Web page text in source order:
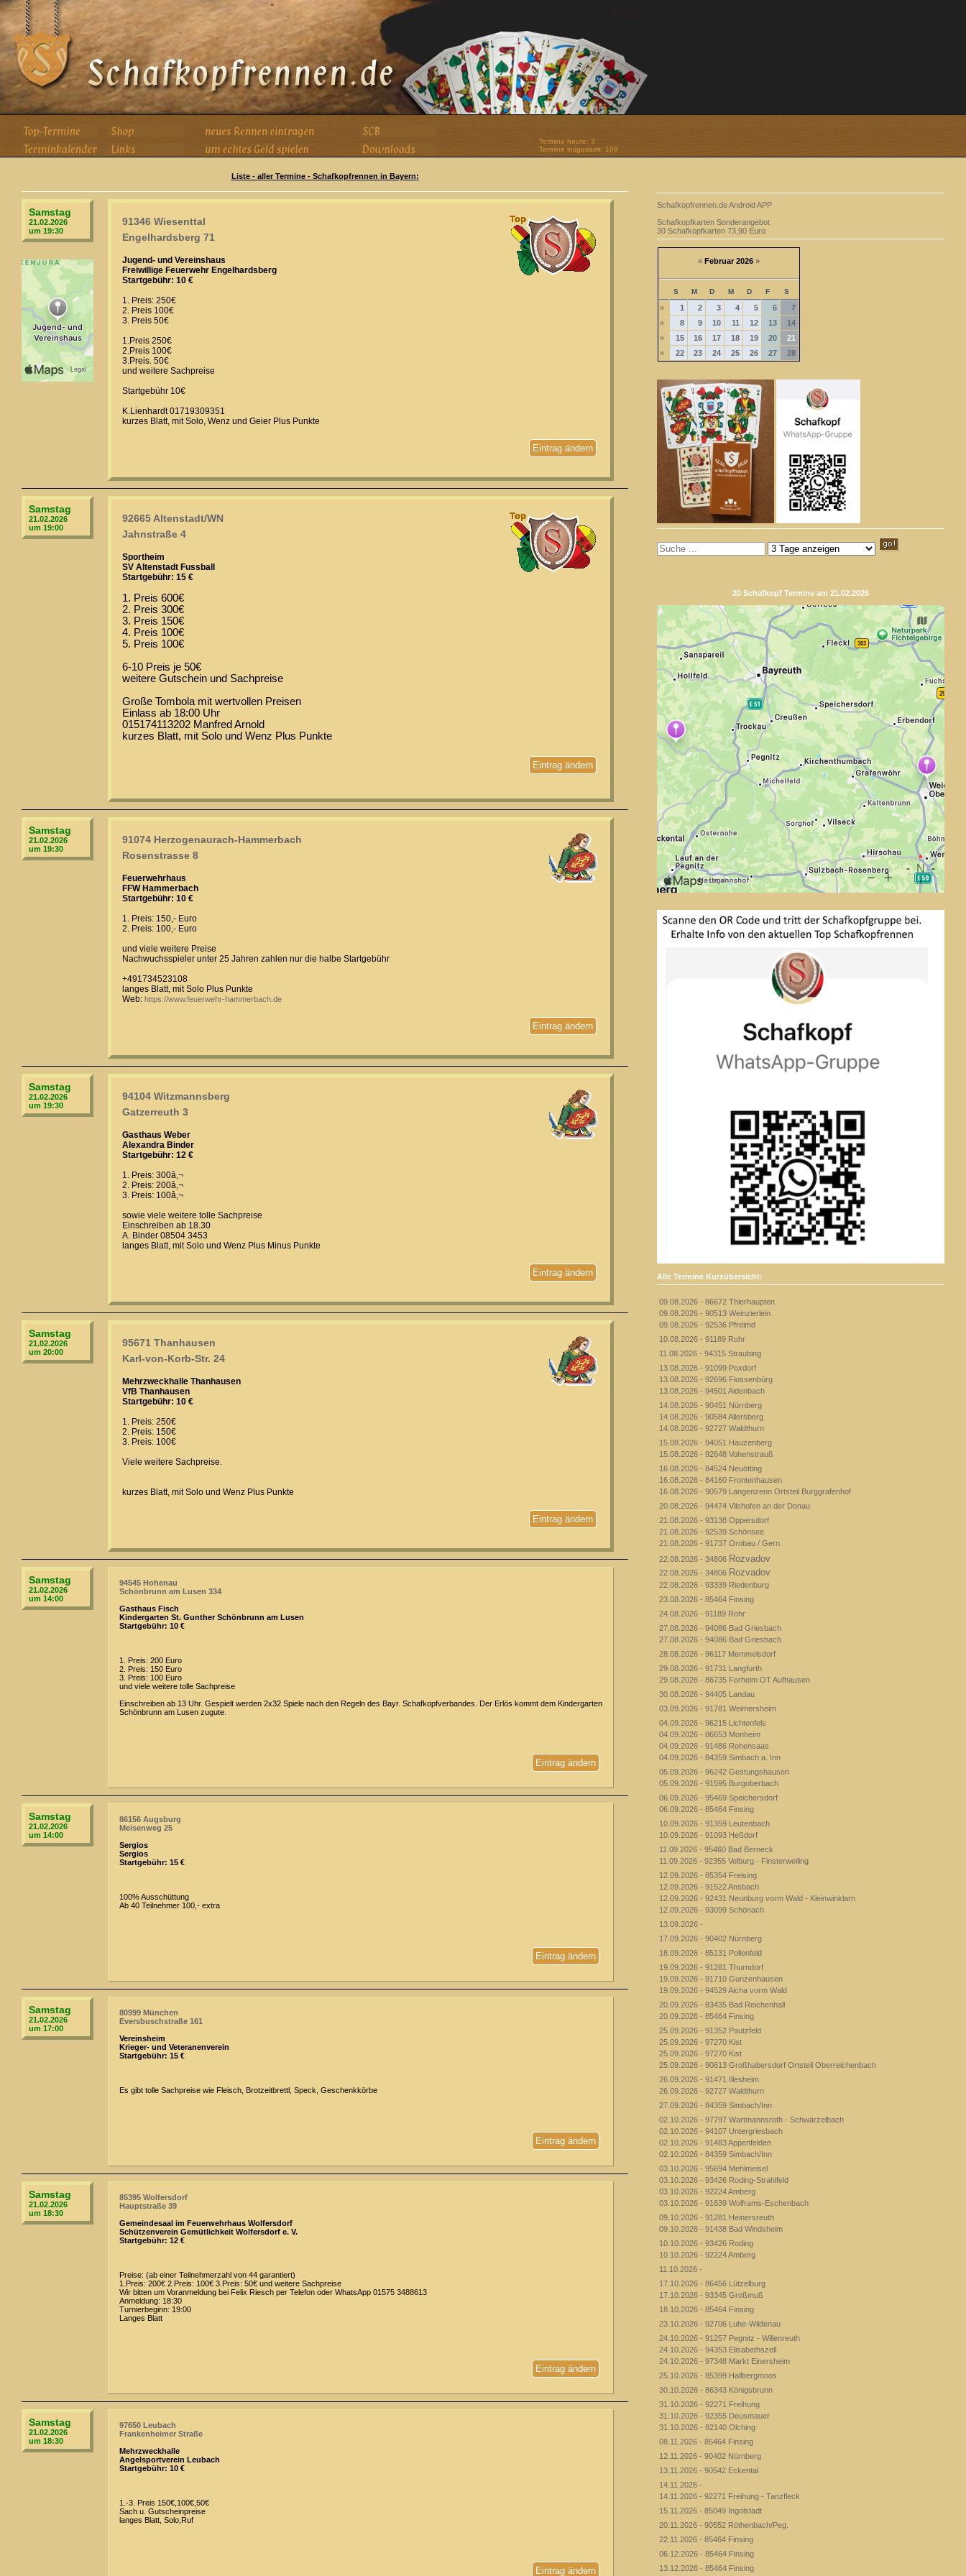
Termine heute: 3
Termine insgesamt: 106
Liste - aller Termine - Schafkopfrennen in Bayern:
Samstag
21.02.2026
um 19:30
91346 Wiesenttal
Engelhardsberg 71
Jugend- und Vereinshaus
Freiwillige Feuerwehr Engelhardsberg
Startgebühr: 10 €
1. Preis: 250€
2. Preis 100€
3. Preis 50€
1.Preis 250€
2.Preis 100€
3.Preis. 50€
und weitere Sachpreise
Startgebühr 10€
K.Lienhardt 01719309351
kurzes Blatt, mit Solo, Wenz und Geier Plus Punkte
Eintrag ändern
Samstag
21.02.2026
um 19:00
92665 Altenstadt/WN
Jahnstraße 4
Sportheim
SV Altenstadt Fussball
Startgebühr: 15 €
1. Preis 600€
2. Preis 300€
3. Preis 150€
4. Preis 100€
5. Preis 100€
6-10 Preis je 50€
weitere Gutschein und Sachpreise
Große Tombola mit wertvollen Preisen
Einlass ab 18:00 Uhr
015174113202 Manfred Arnold
kurzes Blatt, mit Solo und Wenz Plus Punkte
Eintrag ändern
Samstag
21.02.2026
um 19:30
91074 Herzogenaurach-Hammerbach
Rosenstrasse 8
Feuerwehrhaus
FFW Hammerbach
Startgebühr: 10 €
1. Preis: 150,- Euro
2. Preis: 100,- Euro
und viele weitere Preise
Nachwuchsspieler unter 25 Jahren zahlen nur die halbe Startgebühr
+491734523108
langes Blatt, mit Solo Plus Punkte
Web: https://www.feuerwehr-hammerbach.de
Eintrag ändern
Samstag
21.02.2026
um 19:30
94104 Witzmannsberg
Gatzerreuth 3
Gasthaus Weber
Alexandra Binder
Startgebühr: 12 €
1. Preis: 300â‚¬
2. Preis: 200â‚¬
3. Preis: 100â‚¬
sowie viele weitere tolle Sachpreise
Einschreiben ab 18.30
A. Binder 08504 3453
langes Blatt, mit Solo und Wenz Plus Minus Punkte
Eintrag ändern
Samstag
21.02.2026
um 20:00
95671 Thanhausen
Karl-von-Korb-Str. 24
Mehrzweckhalle Thanhausen
VfB Thanhausen
Startgebühr: 10 €
1. Preis: 250€
2. Preis: 150€
3. Preis: 100€
Viele weitere Sachpreise.
kurzes Blatt, mit Solo und Wenz Plus Punkte
Eintrag ändern
Samstag
21.02.2026
um 14:00
94545 Hohenau
Schönbrunn am Lusen 334
Gasthaus Fisch
Kindergarten St. Gunther Schönbrunn am Lusen
Startgebühr: 10 €
1. Preis: 200 Euro
2. Preis: 150 Euro
3. Preis: 100 Euro
und viele weitere tolle Sachpreise
Einschreiben ab 13 Uhr. Gespielt werden 2x32 Spiele nach den Regeln des Bayr. Schafkopfverbandes. Der Erlös kommt dem Kindergarten
Schönbrunn am Lusen zugute.
Eintrag ändern
Samstag
21.02.2026
um 14:00
86156 Augsburg
Meisenweg 25
Sergios
Sergios
Startgebühr: 15 €
100% Ausschüttung
Ab 40 Teilnehmer 100,- extra
Eintrag ändern
Samstag
21.02.2026
um 17:00
80999 München
Eversbuschstraße 161
Vereinsheim
Krieger- und Veteranenverein
Startgebühr: 15 €
Es gibt tolle Sachpreise wie Fleisch, Brotzeitbrettl, Speck, Geschenkkörbe
Eintrag ändern
Samstag
21.02.2026
um 18:30
85395 Wolfersdorf
Hauptstraße 39
Gemeindesaal im Feuerwehrhaus Wolfersdorf
Schützenverein Gemütlichkeit Wolfersdorf e. V.
Startgebühr: 12 €
Preise: (ab einer Teilnehmerzahl von 44 garantiert)
1.Preis: 200€ 2.Preis: 100€ 3.Preis: 50€ und weitere Sachpreise
Wir bitten um Voranmeldung bei Felix Riesch per Telefon oder WhatsApp 01575 3488613
Anmeldung: 18:30
Turnierbeginn: 19:00
Langes Blatt
Eintrag ändern
Samstag
21.02.2026
um 18:30
97650 Leubach
Frankenheimer Straße
Mehrzweckhalle
Angelsportverein Leubach
Startgebühr: 10 €
1.-3. Preis 150€,100€,50€
Sach u. Gutscheinpreise
langes Blatt, Solo,Ruf
Eintrag ändern
Schafkopfrennen.de Android APP
Schafkopfkarten Sonderangebot
30 Schafkopfkarten 73,90 Euro
« Februar 2026 »
S M D M D F S
» 1 2 3 4 5 6
7
»
8 9 10 11 12 13
14
»
15 16 17 18 19 20
21
»
22 23 24 25 26 27 28
20 Schafkopf Termine am 21.02.2026
Alle Termine Kurzübersicht:
09.08.2026 - 86672 Thierhaupten
09.08.2026 - 90513 Weinzierlein
09.08.2026 - 92536 Pfreimd
10.08.2026 - 91189 Rohr
11.08.2026 - 94315 Straubing
13.08.2026 - 91099 Poxdorf
13.08.2026 - 92696 Flossenbürg
13.08.2026 - 94501 Aidenbach
14.08.2026 - 90451 Nürnberg
14.08.2026 - 90584 Allersberg
14.08.2026 - 92727 Waldthurn
15.08.2026 - 94051 Hauzenberg
15.08.2026 - 92648 Vohenstrauß
16.08.2026 - 84524 Neuötting
16.08.2026 - 84160 Frontenhausen
16.08.2026 - 90579 Langenzenn Ortsteil Burggrafenhof
20.08.2026 - 94474 Vilshofen an der Donau
21.08.2026 - 93138 Oppersdorf
21.08.2026 - 92539 Schönsee
21.08.2026 - 91737 Ornbau / Gern
22.08.2026 - 34806 Rozvadov
22.08.2026 - 34806 Rozvadov
22.08.2026 - 93339 Riedenburg
23.08.2026 - 85464 Finsing
24.08.2026 - 91189 Rohr
27.08.2026 - 94086 Bad Griesbach
27.08.2026 - 94086 Bad Griesbach
28.08.2026 - 96117 Memmelsdorf
29.08.2026 - 91731 Langfurth
29.08.2026 - 86735 Forheim OT Aufhausen
30.08.2026 - 94405 Landau
03.09.2026 - 91781 Weimersheim
04.09.2026 - 96215 Lichtenfels
04.09.2026 - 86653 Monheim
04.09.2026 - 91486 Rohensaas
04.09.2026 - 84359 Simbach a. Inn
05.09.2026 - 96242 Gestungshausen
05.09.2026 - 91595 Burgoberbach
06.09.2026 - 95469 Speichersdorf
06.09.2026 - 85464 Finsing
10.09.2026 - 91359 Leutenbach
10.09.2026 - 91093 Heßdorf
11.09.2026 - 95460 Bad Berneck
11.09.2026 - 92355 Velburg - Finsterweiling
12.09.2026 - 85354 Freising
12.09.2026 - 91522 Ansbach
12.09.2026 - 92431 Neunburg vorm Wald - Kleinwinklarn
12.09.2026 - 93099 Schönach
13.09.2026 -
17.09.2026 - 90402 Nürnberg
18.09.2026 - 85131 Pollenfeld
19.09.2026 - 91281 Thurndorf
19.09.2026 - 91710 Gunzenhausen
19.09.2026 - 94529 Aicha vorm Wald
20.09.2026 - 83435 Bad Reichenhall
20.09.2026 - 85464 Finsing
25.09.2026 - 91352 Pautzfeld
25.09.2026 - 97270 Kist
25.09.2026 - 97270 Kist
25.09.2026 - 90613 Großhabersdorf Ortsteil Oberreichenbach
26.09.2026 - 91471 Illesheim
26.09.2026 - 92727 Waldthurn
27.09.2026 - 84359 Simbach/Inn
02.10.2026 - 97797 Wartmannsroth - Schwärzelbach
02.10.2026 - 94107 Untergriesbach
02.10.2026 - 91483 Appenfelden
02.10.2026 - 84359 Simbach/Inn
03.10.2026 - 95694 Mehlmeisel
03.10.2026 - 93426 Roding-Strahlfeld
03.10.2026 - 92224 Amberg
03.10.2026 - 91639 Wolframs-Eschenbach
09.10.2026 - 91281 Heinersreuth
09.10.2026 - 91438 Bad Windsheim
10.10.2026 - 93426 Roding
10.10.2026 - 92224 Amberg
11.10.2026 -
17.10.2026 - 86456 Lützelburg
17.10.2026 - 93345 Großmuß
18.10.2026 - 85464 Finsing
23.10.2026 - 92706 Luhe-Wildenau
24.10.2026 - 91257 Pegnitz - Willenreuth
24.10.2026 - 94353 Elisabethszell
24.10.2026 - 97348 Markt Einersheim
25.10.2026 - 85399 Hallbergmoos
30.10.2026 - 86343 Königsbrunn
31.10.2026 - 92271 Freihung
31.10.2026 - 92355 Deusmauer
31.10.2026 - 82140 Olching
08.11.2026 - 85464 Finsing
12.11.2026 - 90402 Nürnberg
13.11.2026 - 90542 Eckental
14.11.2026 -
14.11.2026 - 92271 Freihung - Tanzfleck
15.11.2026 - 85049 Ingolstadt
20.11.2026 - 90552 Röthenbach/Peg.
22.11.2026 - 85464 Finsing
06.12.2026 - 85464 Finsing
13.12.2026 - 85464 Finsing